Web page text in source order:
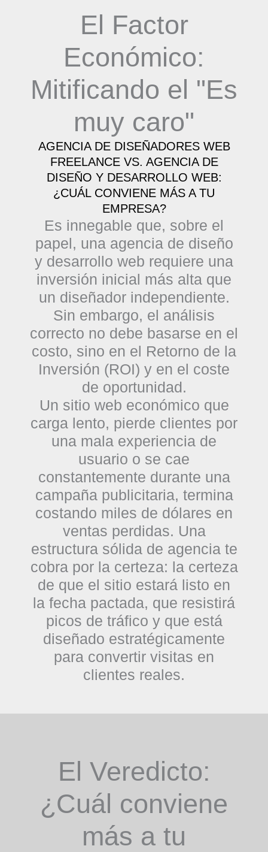
El Factor
Económico:
Mitificando el "Es
muy caro"
AGENCIA DE DISEÑADORES WEB
FREELANCE VS. AGENCIA DE
DISEÑO Y DESARROLLO WEB:
¿CUÁL CONVIENE MÁS A TU
EMPRESA?
Es innegable que, sobre el
papel, una agencia de diseño
y desarrollo web requiere una
inversión inicial más alta que
un diseñador independiente.
Sin embargo, el análisis
correcto no debe basarse en el
costo, sino en el Retorno de la
Inversión (ROI) y en el coste
de oportunidad.
Un sitio web económico que
carga lento, pierde clientes por
una mala experiencia de
usuario o se cae
constantemente durante una
campaña publicitaria, termina
costando miles de dólares en
ventas perdidas. Una
estructura sólida de agencia te
cobra por la certeza: la certeza
de que el sitio estará listo en
la fecha pactada, que resistirá
picos de tráfico y que está
diseñado estratégicamente
para convertir visitas en
clientes reales.
El Veredicto:
¿Cuál conviene
más a tu